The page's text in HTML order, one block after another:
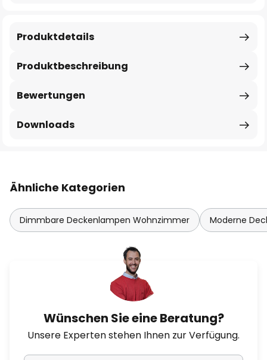
Produktbeschreibung
Produktdetails
Bewertungen
Downloads
Ähnliche Kategorien
Dimmbare Deckenlampen Wohnzimmer Moderne
Wünschen Sie eine Beratung?
Unsere Experten stehen Ihnen zur Verfügung.